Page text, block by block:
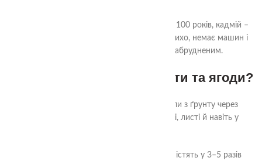
Свинець може залишатися у ґрунті понад 100 років, кадмій –
десятки років. Навіть якщо зараз у дворі тихо, немає машин і
людей, ґрунт все одно може бути забрудненим.
2. Як це потрапляє у фрукти та ягоди?
Дерева та кущі поглинають важкі метали з ґрунту через
коріння. Вони накопичуються у стовбурі, листі й навіть у
Дослідження показують: міські яблука містять у 3–5 разів